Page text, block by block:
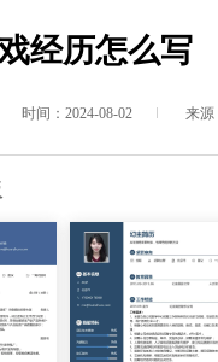
经历怎么写
时间：2024-08-02 来源